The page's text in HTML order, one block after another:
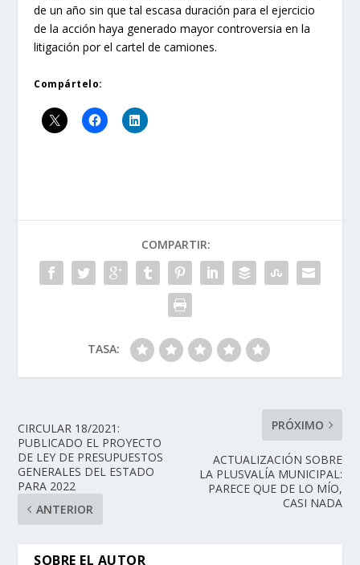
de un año sin que tal escasa duración para el ejercicio
de la acción haya generado mayor controversia en la
litigación por el cartel de camiones.
Compártelo:
COMPARTIR:
TASA:
CIRCULAR 18/2021:
PUBLICADO EL PROYECTO
DE LEY DE PRESUPUESTOS
GENERALES DEL ESTADO
PARA 2022
ANTERIOR
PRÓXIMO
ACTUALIZACIÓN SOBRE
LA PLUSVALÍA MUNICIPAL:
PARECE QUE DE LO MÍO,
CASI NADA
SOBRE EL AUTOR